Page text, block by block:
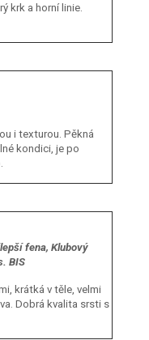
krk a horní linie.
i texturou. Pěkná
kondici, je po
fena, Klubový
BIS
krátká v těle, velmi
Dobrá kvalita srsti s